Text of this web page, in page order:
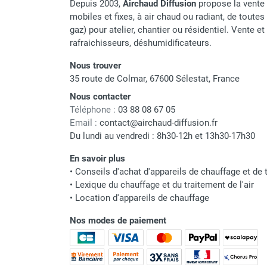
Chaudière mobile à eau
Chauffage mobile au bois
Gaine pour chauffage mobile
d'élevage
Chauffage FARM au gaz
Chauffage FARM au fioul
Chauffage mobile au gaz rayonnant
Rideau d'air et rideau rayonnant
Rideau d'air chaud
Rideau d'air chaud électrique
Rideau d'air chaud encastrable
Rideau d'air eau chaude
Rideau d'air chaud pour pompe à
Rideau d'air pour portes tournantes
Rideau d'air ambiant
Rideau d'air froid
Depuis 2003, Airchaud Diffusion propose la
mobiles et fixes, à air chaud ou radiant, de
gaz) pour atelier, chantier ou résidentiel. Vente
rafraichisseurs, déshumidificateurs.
Nous trouver
35 route de Colmar, 67600 Sélestat, France
Nous contacter
Téléphone : 03 88 08 67 05
Email : contact@airchaud-diffusion.fr
Du lundi au vendredi : 8h30-12h et 13h30-17h30
En savoir plus
• Conseils d'achat d'appareils de chauffage et de
• Lexique du chauffage et du traitement de l'air
• Location d'appareils de chauffage
Nos modes de paiement